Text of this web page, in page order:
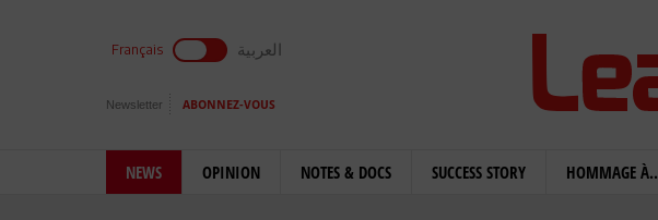
Français العربية
Newsletter ABONNEZ-VOUS
NEWS OPINION NOTES & DOCS SUCCESS STORY HOMMAGE À..